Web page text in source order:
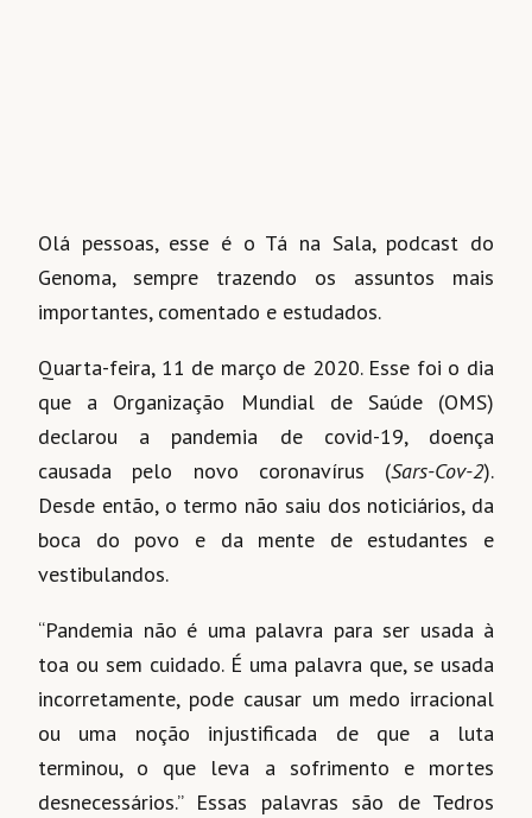
Olá pessoas, esse é o Tá na Sala, podcast do
Genoma, sempre trazendo os assuntos mais
importantes, comentado e estudados.
Quarta-feira, 11 de março de 2020. Esse foi o dia
que a Organização Mundial de Saúde (OMS)
declarou a pandemia de covid-19, doença
causada pelo novo coronavírus (Sars-Cov-2).
Desde então, o termo não saiu dos noticiários, da
boca do povo e da mente de estudantes e
vestibulandos.
“Pandemia não é uma palavra para ser usada à
toa ou sem cuidado. É uma palavra que, se usada
incorretamente, pode causar um medo irracional
ou uma noção injustificada de que a luta
terminou, o que leva a sofrimento e mortes
desnecessários.” Essas palavras são de Tedros